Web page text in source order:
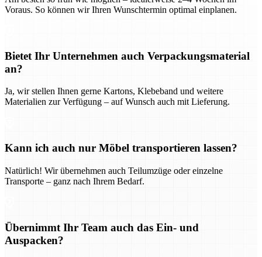
Voraus. So können wir Ihren Wunschtermin optimal einplanen.
Bietet Ihr Unternehmen auch Verpackungsmaterial
an?
Ja, wir stellen Ihnen gerne Kartons, Klebeband und weitere
Materialien zur Verfügung – auf Wunsch auch mit Lieferung.
Kann ich auch nur Möbel transportieren lassen?
Natürlich! Wir übernehmen auch Teilumzüge oder einzelne
Transporte – ganz nach Ihrem Bedarf.
Übernimmt Ihr Team auch das Ein- und
Auspacken?